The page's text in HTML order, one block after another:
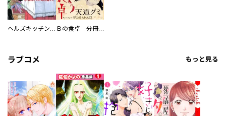
ヘルズキッチン 分冊版 Ｂの食卓 分冊版
ラブコメ もっと見る